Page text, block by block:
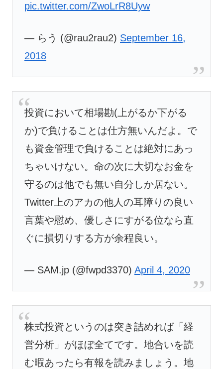
pic.twitter.com/ZwoLrR8Uyw
— らう (@rau2rau2) September 16,
2018
投資において相場勘(上がるか下がる
か)で負けることは仕方無いんだよ。で
も資金管理で負けることは絶対にあっ
ちゃいけない。命の次に大切なお金を
守るのは他でも無い自分しか居ない。
Twitter上のアカの他人の耳障りの良い
言葉や慰め、優しさにすがる位なら直
ぐに損切りする方が余程良い。
— SAM.jp (@fwpd3370) April 4, 2020
株式投資というのは突き詰めれば「経
営分析」がほぼ全てです。地合いを読
む暇あったら有報を読みましょう。地